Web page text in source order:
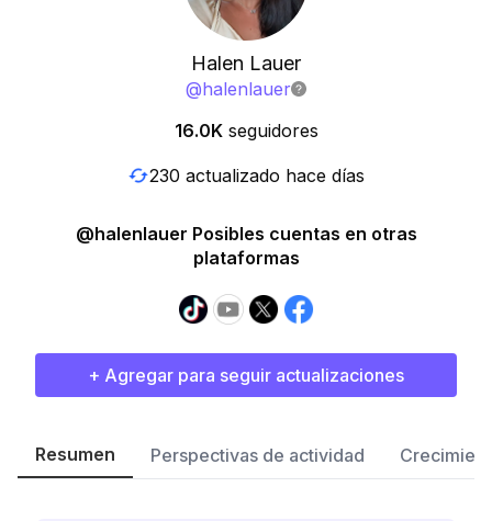
Halen Lauer
@halenlauer
16.0K seguidores
230 actualizado hace días
@halenlauer Posibles cuentas en otras
plataformas
+ Agregar para seguir actualizaciones
Resumen Perspectivas de actividad